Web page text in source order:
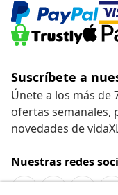
Suscríbete a
Únete a los más de
ofertas semanales,
novedades de
Nuestras redes